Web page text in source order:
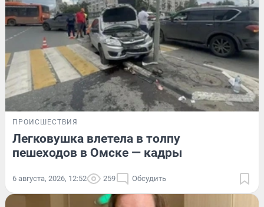
ПРОИСШЕСТВИЯ
Легковушка влетела в толпу
пешеходов в Омске — кадры
6 августа, 2026, 12:52 259 Обсудить